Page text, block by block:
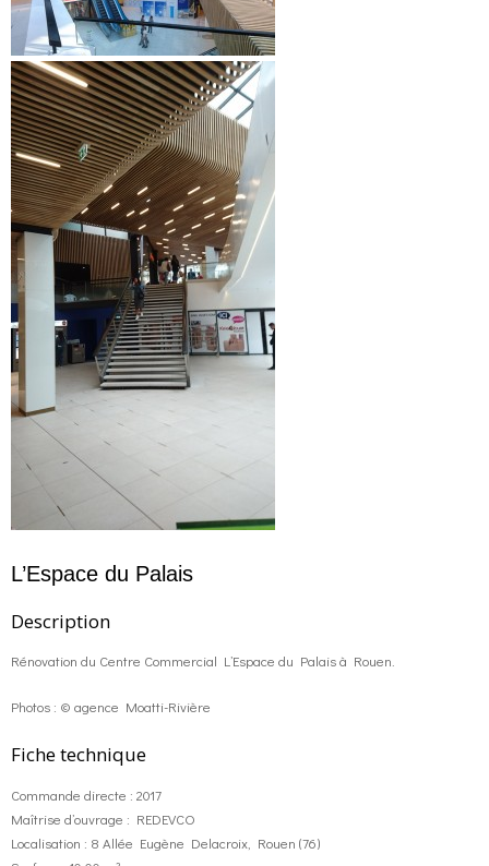
L’Espace du Palais
Description
Rénovation du Centre Commercial L’Espace du Palais à Rouen.
Photos : © agence Moatti-Rivière
Fiche technique
Commande directe : 2017
Maîtrise d’ouvrage : REDEVCO
Localisation : 8 Allée Eugène Delacroix, Rouen (76)